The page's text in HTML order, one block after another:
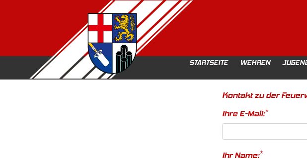
STARTSEITE WEHREN
Kontakt zu der
Ihre E-Mail:*
Ihr Name:*